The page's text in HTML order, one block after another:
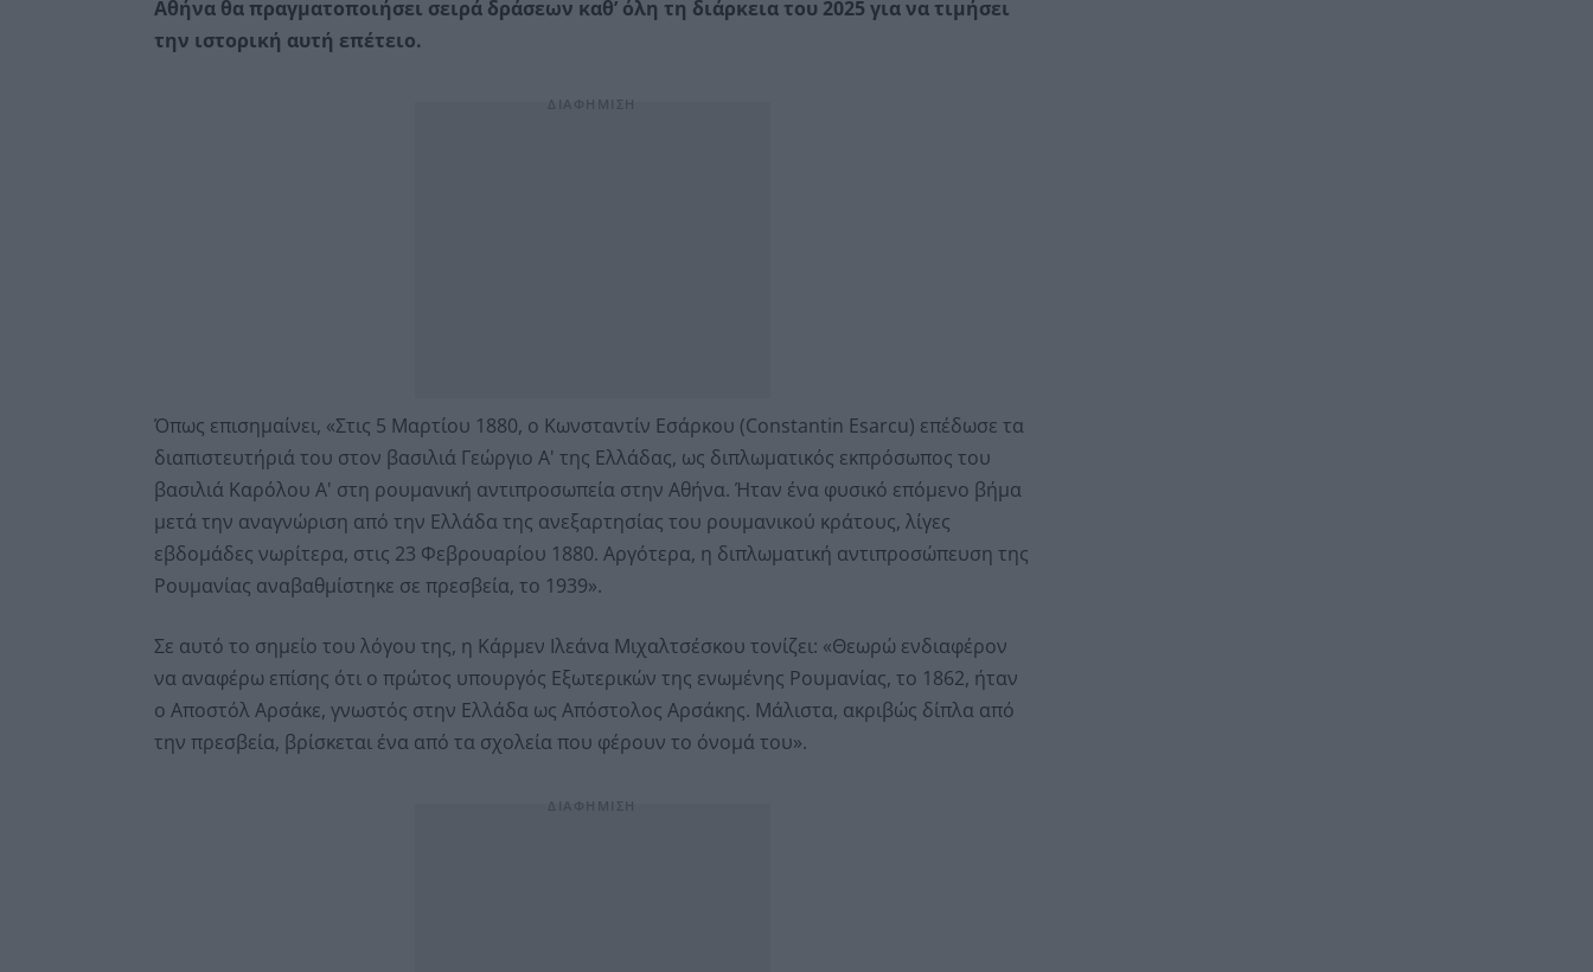
Αθήνα θα πραγματοποιήσει σειρά δράσεων καθ’ όλη τη διάρκεια του 2025 για να τιμήσει
την ιστορική αυτή επέτειο.
Όπως επισημαίνει, «Στις 5 Μαρτίου 1880, ο Κωνσταντίν Εσάρκου (Constantin Esarcu) επέδωσε τα
διαπιστευτήριά του στον βασιλιά Γεώργιο Α' της Ελλάδας, ως διπλωματικός εκπρόσωπος του
βασιλιά Καρόλου Α' στη ρουμανική αντιπροσωπεία στην Αθήνα. Ήταν ένα φυσικό επόμενο βήμα
μετά την αναγνώριση από την Ελλάδα της ανεξαρτησίας του ρουμανικού κράτους, λίγες
εβδομάδες νωρίτερα, στις 23 Φεβρουαρίου 1880. Αργότερα, η διπλωματική αντιπροσώπευση της
Ρουμανίας αναβαθμίστηκε σε πρεσβεία, το 1939».
Σε αυτό το σημείο του λόγου της, η Κάρμεν Ιλεάνα Μιχαλτσέσκου τονίζει: «Θεωρώ ενδιαφέρον
να αναφέρω επίσης ότι ο πρώτος υπουργός Εξωτερικών της ενωμένης Ρουμανίας, το 1862, ήταν
ο Αποστόλ Αρσάκε, γνωστός στην Ελλάδα ως Απόστολος Αρσάκης. Μάλιστα, ακριβώς δίπλα από
την πρεσβεία, βρίσκεται ένα από τα σχολεία που φέρουν το όνομά του».